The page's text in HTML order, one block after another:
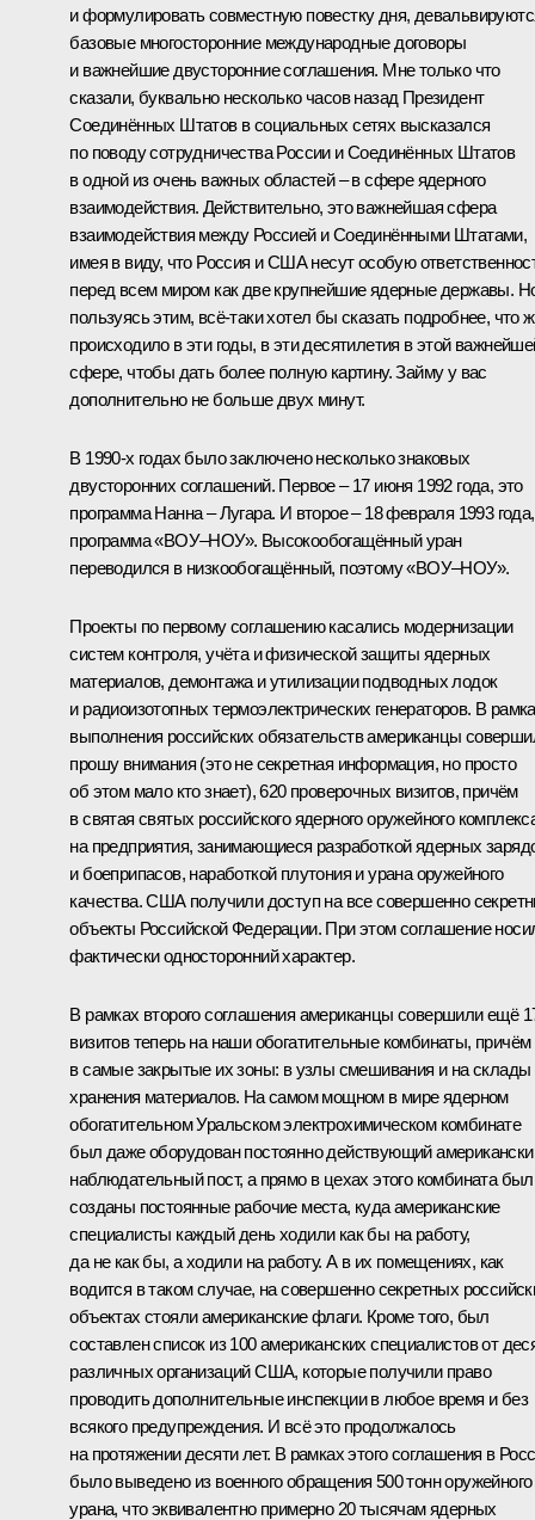
и формулировать совместную повестку дня,
базовые многосторонние международные договоры
и важнейшие двусторонние соглашения. Мне только что
сказали, буквально несколько часов назад Президент
Соединённых Штатов в социальных сетях высказался
по поводу сотрудничества России и Соединённых Штатов
в одной из очень важных областей – в сфере ядерного
взаимодействия. Действительно, это важнейшая сфера
взаимодействия между Россией и Соединёнными Штатами,
имея в виду, что Россия и США несут особую
перед всем миром как две крупнейшие ядерные державы.
пользуясь этим, всё-таки хотел бы сказать подробнее, что
происходило в эти годы, в эти десятилетия в этой
сфере, чтобы дать более полную картину. Займу у вас
дополнительно не больше двух минут.
В 1990-х годах было заключено несколько знаковых
двусторонних соглашений. Первое – 17 июня 1992 года, это
программа Нанна – Лугара. И второе – 18 февраля 1993 года,
программа «ВОУ–НОУ». Высокообогащённый уран
переводился в низкообогащённый, поэтому «ВОУ–НОУ».
Проекты по первому соглашению касались модернизации
систем контроля, учёта и физической защиты ядерных
материалов, демонтажа и утилизации подводных лодок
и радиоизотопных термоэлектрических генераторов. В
выполнения российских обязательств американцы
прошу внимания (это не секретная информация, но просто
об этом мало кто знает), 620 проверочных визитов, причём
в святая святых российского ядерного оружейного
на предприятия, занимающиеся разработкой ядерных
и боеприпасов, наработкой плутония и урана оружейного
качества. США получили доступ на все совершенно
объекты Российской Федерации. При этом соглашение
фактически односторонний характер.
В рамках второго соглашения американцы совершили ещё
визитов теперь на наши обогатительные комбинаты, причём
в самые закрытые их зоны: в узлы смешивания и на склады
хранения материалов. На самом мощном в мире ядерном
обогатительном Уральском электрохимическом комбинате
был даже оборудован постоянно действующий
наблюдательный пост, а прямо в цехах этого комбината
созданы постоянные рабочие места, куда американские
специалисты каждый день ходили как бы на работу,
да не как бы, а ходили на работу. А в их помещениях, как
водится в таком случае, на совершенно секретных
объектах стояли американские флаги. Кроме того, был
составлен список из 100 американских специалистов от
различных организаций США, которые получили право
проводить дополнительные инспекции в любое время и без
всякого предупреждения. И всё это продолжалось
на протяжении десяти лет. В рамках этого соглашения в
было выведено из военного обращения 500 тонн оружейного
урана, что эквивалентно примерно 20 тысячам ядерных